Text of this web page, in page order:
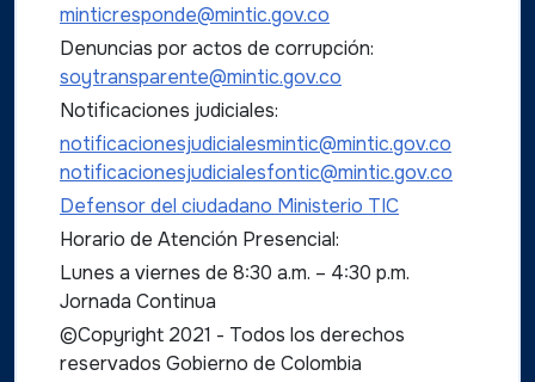
minticresponde@mintic.gov.co
Denuncias por actos de corrupción:
soytransparente@mintic.gov.co
Notificaciones judiciales:
notificacionesjudicialesmintic@mintic.gov.co
notificacionesjudicialesfontic@mintic.gov.co
Defensor del ciudadano Ministerio TIC
Horario de Atención Presencial:
Lunes a viernes de 8:30 a.m. – 4:30 p.m.
Jornada Continua
©Copyright 2021 - Todos los derechos
reservados Gobierno de Colombia